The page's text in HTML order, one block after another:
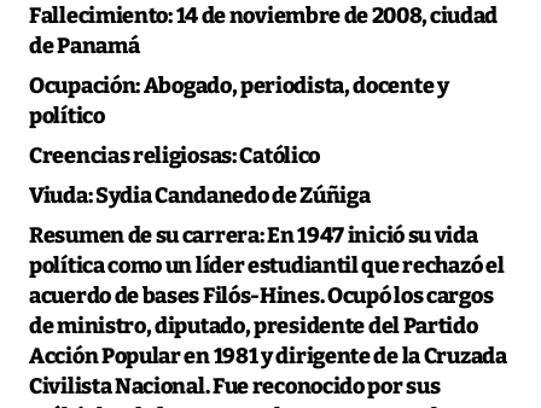
Fallecimiento:14 de noviembre de 2008, ciudad
de Panamá
Ocupación:Abogado, periodista, docente y
político
Creencias religiosas:Católico
Viuda:Sydia Candanedo de Zúñiga
Resumen de su carrera:En 1947 inició su vida
política como un líder estudiantil que rechazó el
acuerdo de bases Filós-Hines. Ocupó los cargos
de ministro, diputado, presidente del Partido
Acción Popular en 1981 y dirigente de la Cruzada
Civilista Nacional. Fue reconocido por sus